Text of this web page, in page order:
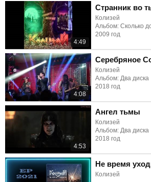
4:49
Странник во
Колизей
Альбом: Сколько
2009 год
4:08
Серебряное
Колизей
Альбом: Два диска
2018 год
4:53
Ангел тьмы
Колизей
Альбом: Два диска
2018 год
Не время
Колизей